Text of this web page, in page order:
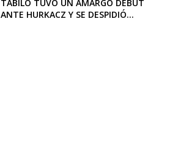
TABILO TUVO UN AMARGO DEBUT
ANTE HURKACZ Y SE DESPIDIÓ...